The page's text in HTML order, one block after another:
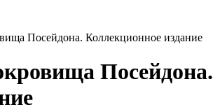
Посейдона. Коллекционное издание
Посейдона.